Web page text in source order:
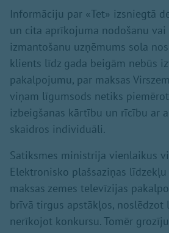
Informāciju par «Tet» izsniegtā
un cita aprīkojuma nodošanu
izmantošanu uzņēmums sola
klients līdz gada beigām nebūs
pakalpojumu, par maksas
viņam līgumsods netiks
izbeigšanas kārtību un rīcību ar
skaidros individuāli.
Satiksmes ministrija vienlaikus
Elektronisko plašsaziņas
maksas zemes televīzijas
brīvā tirgus apstākļos, noslēdzot
nerīkojot konkursu. Tomēr